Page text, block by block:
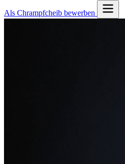
Als Chrampfcheib bewerben